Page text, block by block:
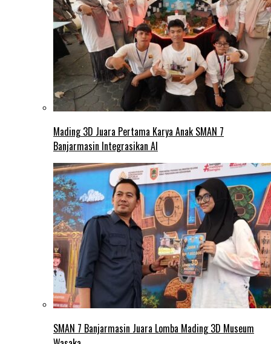
Mading 3D Juara Pertama Karya Anak SMAN 7
Banjarmasin Integrasikan AI
SMAN 7 Banjarmasin Juara Lomba Mading 3D Museum